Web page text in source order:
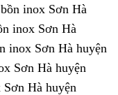
inox Sơn Hà
inox Sơn Hà
inox Sơn Hà huyện
Sơn Hà huyện
Hà huyện